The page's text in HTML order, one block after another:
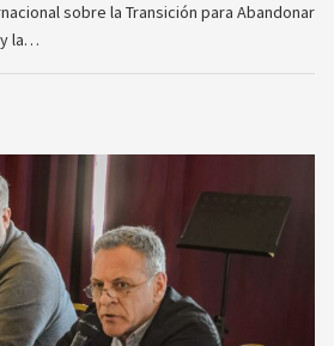
sobre la Transición para Abandonar
la…